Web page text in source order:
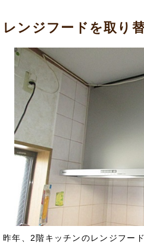
レンジフードを取り
昨年、2階キッチンのレンジフー